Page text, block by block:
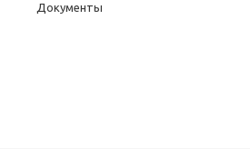
Документы